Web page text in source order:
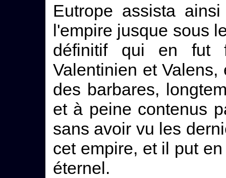
Eutrope assista
l'empire jusque sous
définitif qui en fut
Valentinien et
des barbares,
et à peine contenus
sans avoir vu les
cet empire, et il put
éternel.